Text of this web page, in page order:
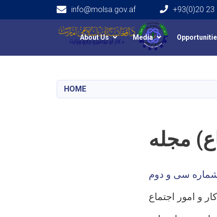
info@molsa.gov.af +93(0)20 23
Main navigation
About Us Media
HOME
مجله
و امور اجتماع